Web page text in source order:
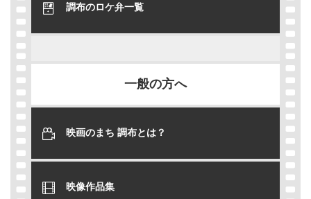
調布のロケ弁一覧
一般の方へ
映画のまち 調布とは？
映像作品集